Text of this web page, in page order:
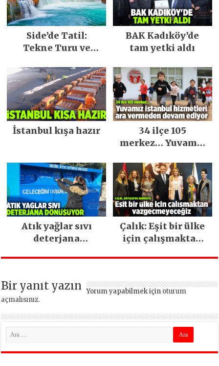
Side’de Tatil:
Tekne Turu ve
BAK Kadıköy’de
tam yetki aldı
İstanbul kışa hazır
34 ilçe 105
merkez… Yuvamız
ara vermeden
devam ediyor
Atık yağlar sıvı
deterjana
Çalık: Eşit bir ülke
için çalışmaktan
Bir yanıt yazın Yorum yapabilmek için oturum
açmalısınız.